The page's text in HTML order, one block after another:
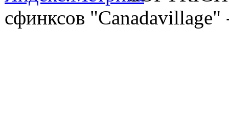
сфинксов